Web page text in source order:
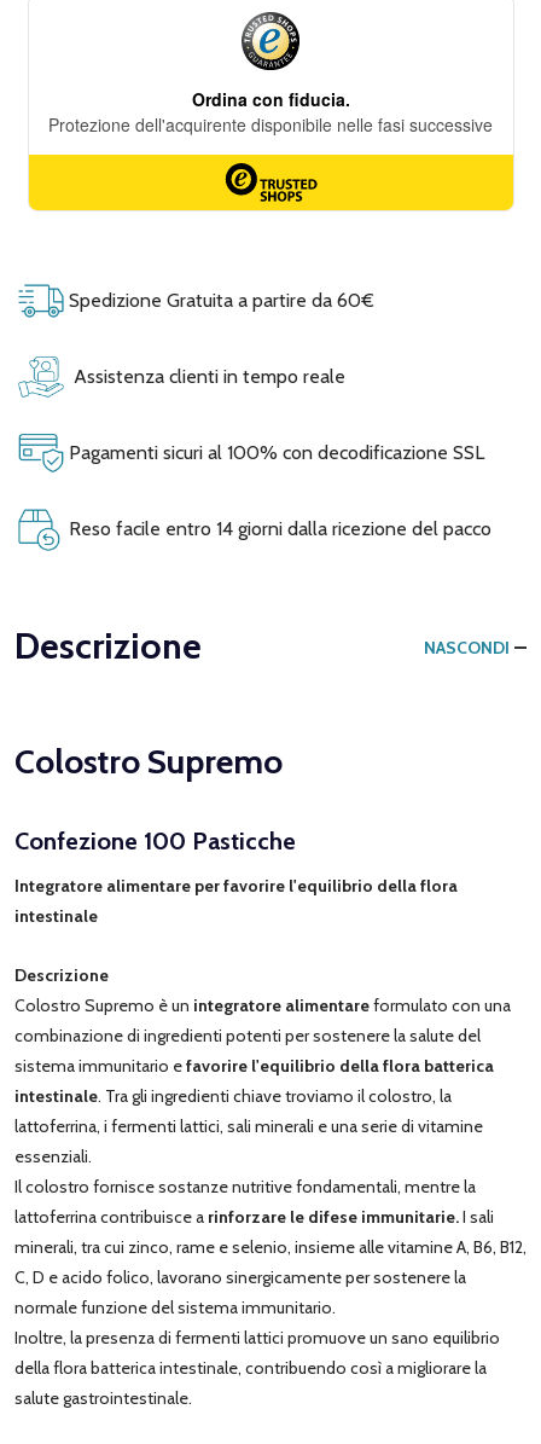
Spedizione Gratuita a partire da 60€
Assistenza clienti in tempo reale
Pagamenti sicuri al 100% con decodificazione SSL
Reso facile entro 14 giorni dalla ricezione del pacco
Descrizione NASCONDI
Colostro Supremo
Confezione 100 Pasticche
Integratore alimentare per favorire l'equilibrio della flora
intestinale
Descrizione
Colostro Supremo è un integratore alimentareformulato con una
combinazione di ingredienti potenti per sostenere la salute del
sistema immunitario efavorire l'equilibrio della flora batterica
intestinale. Tra gli ingredienti chiave troviamo il colostro, la
lattoferrina, i fermenti lattici, sali minerali e una serie di vitamine
essenziali.
Il colostro fornisce sostanze nutritive fondamentali, mentre la
lattoferrina contribuisce a rinforzare le difese immunitarie.I sali
minerali, tra cui zinco, rame e selenio, insieme alle vitamine A, B6, B12,
C, D e acido folico, lavorano sinergicamente per sostenere la
normale funzione del sistema immunitario.
Inoltre, la presenza di fermenti lattici promuove un sano equilibrio
della flora batterica intestinale, contribuendo così a migliorare la
salute gastrointestinale.